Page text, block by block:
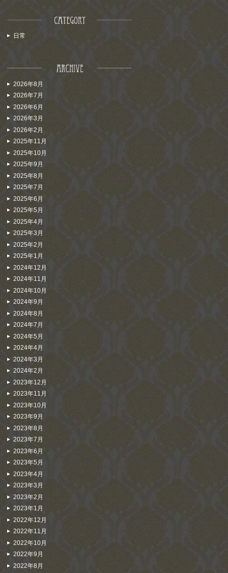
日常
2026年8月
2026年7月
2026年6月
2026年3月
2026年2月
2025年11月
2025年10月
2025年9月
2025年8月
2025年7月
2025年6月
2025年5月
2025年4月
2025年3月
2025年2月
2025年1月
2024年12月
2024年11月
2024年10月
2024年9月
2024年8月
2024年7月
2024年5月
2024年4月
2024年3月
2024年2月
2023年12月
2023年11月
2023年10月
2023年9月
2023年8月
2023年7月
2023年6月
2023年5月
2023年4月
2023年3月
2023年2月
2023年1月
2022年12月
2022年11月
2022年10月
2022年9月
2022年8月